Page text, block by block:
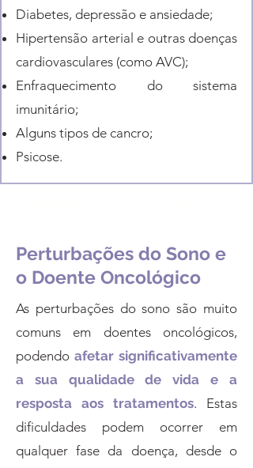
Diabetes, depressão e ansiedade;
Hipertensão arterial e outras doenças
cardiovasculares (como AVC);
Enfraquecimento do sistema
imunitário;
Alguns tipos de cancro;
Psicose.
Perturbações do Sono e
o Doente Oncológico
As perturbações do sono são muito
comuns em doentes oncológicos,
podendo afetar significativamente
a sua qualidade de vida e a
resposta aos tratamentos. Estas
dificuldades podem ocorrer em
qualquer fase da doença, desde o